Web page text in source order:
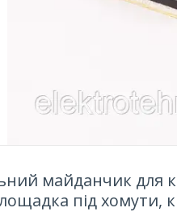
майданчик для
під хомути,